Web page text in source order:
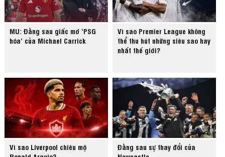
MU: Đằng sau giấc mơ ‘PSG
hóa’ của Michael Carrick
Vì sao Premier League không
thể thu hút những siêu sao hay
nhất thế giới?
Vì sao Liverpool chiêu mộ
Đằng sau sự thay đổi của